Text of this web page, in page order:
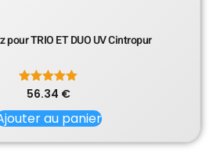
pour TRIO ET DUO UV Cintropur
Note
sur 5
56.34 €
au panier